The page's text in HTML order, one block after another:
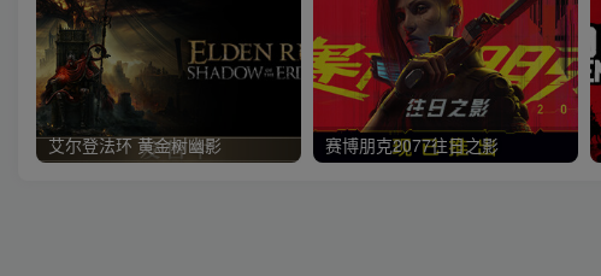
艾尔登法环 黄金树幽影 赛博朋克2077往日之影